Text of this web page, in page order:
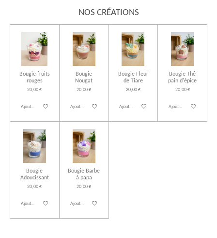
NOS CRÉATIONS
Bougie fruits
rouges
20,00 €
Ajouter au panier
Bougie
Nougat
20,00 €
Ajouter au panier
Bougie Fleur
de Tiare
20,00 €
Ajouter au panier
Bougie Thé
pain d'épice
20,00 €
Ajouter au panier
Bougie
Adoucissant
20,00 €
Ajouter au panier
Bougie Barbe
à papa
20,00 €
Ajouter au panier